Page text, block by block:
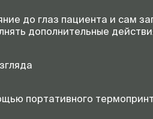
до глаз пациента и сам
дополнительные
портативного